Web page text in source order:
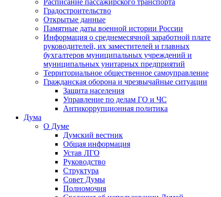
Расписание пассажирского транспорта
Градостроительство
Открытые данные
Памятные даты военной истории России
Информация о среднемесячной заработной плате
руководителей, их заместителей и главных
бухгалтеров муниципальных учреждений и
муниципальных унитарных предприятий
Территориальное общественное самоуправление
Гражданская оборона и чрезвычайные ситуации
Защита населения
Управление по делам ГО и ЧС
Антикоррупционная политика
Дума
О Думе
Думский вестник
Общая информация
Устав ЛГО
Руководство
Структура
Совет Думы
Полномочия